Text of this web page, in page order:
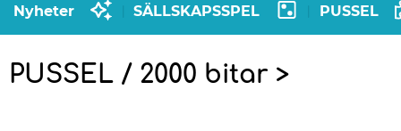
Nyheter SÄLLSKAPSSPEL PUSSEL
PUSSEL / 2000 bitar >